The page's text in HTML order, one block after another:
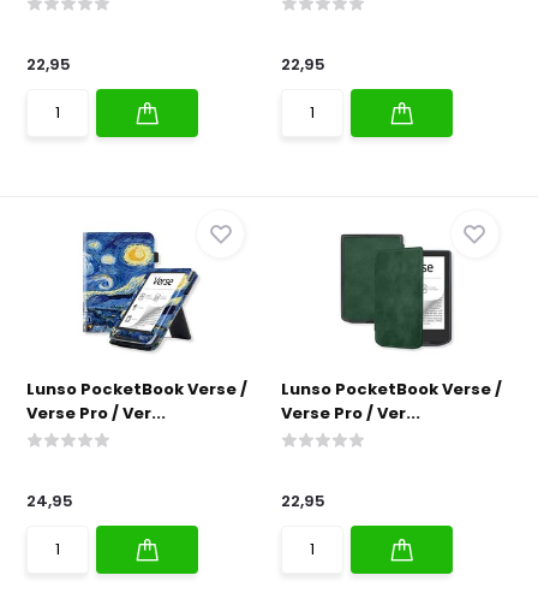
22,95 22,95
Lunso PocketBook Verse /
Verse Pro / Ver...
24,95
Lunso PocketBook Verse /
Verse Pro / Ver...
22,95